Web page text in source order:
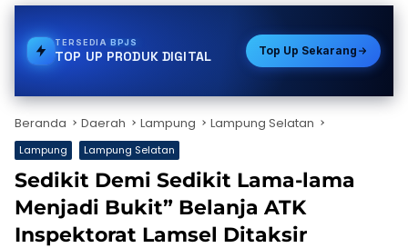
TERSEDIAVOUCHER GAME
TOP UP PRODUK DIGITAL Top Up Sekarang
Beranda Daerah Lampung Lampung Selatan
Lampung Lampung Selatan
Sedikit Demi Sedikit Lama-lama
Menjadi Bukit” Belanja ATK
Inspektorat Lamsel Ditaksir